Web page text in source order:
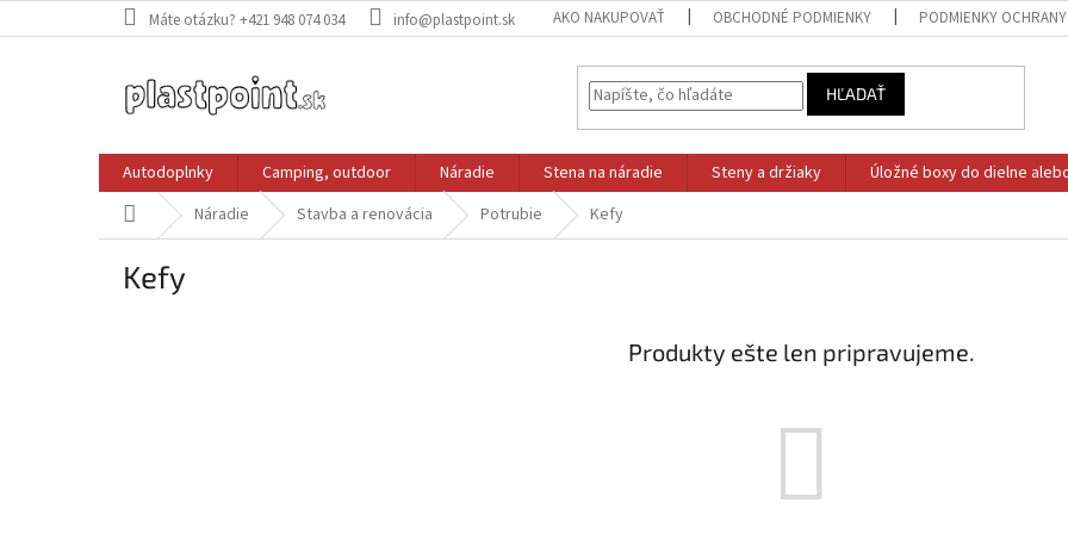
na
Máte otázku? +421 948 074 034 info@plastpoint.sk AKO NAKUPOVAŤ OBCHODNÉ PODMIENKY PODMIENKY OCHRANY
HĽADAŤ
Autodoplnky Camping, outdoor Náradie Stena na náradie Steny a držiaky Úložné boxy do dielne
DomovNáradie Stavba a renovácia Potrubie Kefy
Kefy
Produkty ešte len pripravujeme.